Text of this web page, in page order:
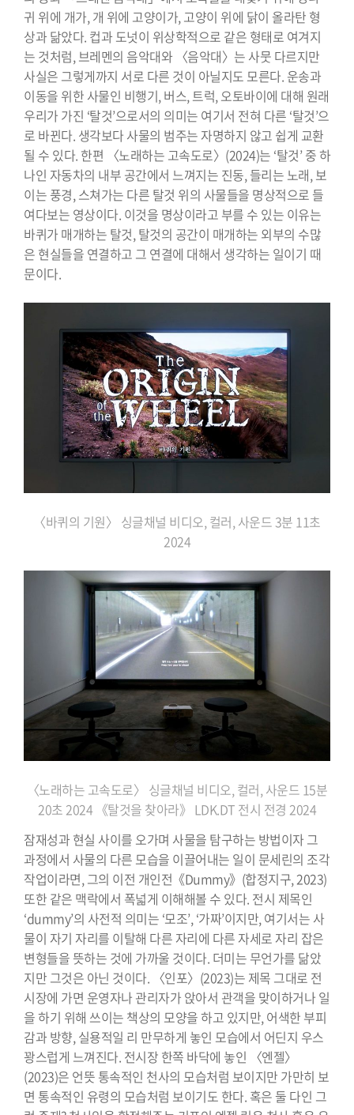
귀 위에 개가, 개 위에 고양이가, 고양이 위에 닭이 올라탄 형
상과 닮았다. 컵과 도넛이 위상학적으로 같은 형태로 여겨지
는 것처럼, 브레멘의 음악대와 〈음악대〉는 사뭇 다르지만
사실은 그렇게까지 서로 다른 것이 아닐지도 모른다. 운송과
이동을 위한 사물인 비행기, 버스, 트럭, 오토바이에 대해 원래
우리가 가진 ‘탈것’으로서의 의미는 여기서 전혀 다른 ‘탈것’으
로 바뀐다. 생각보다 사물의 범주는 자명하지 않고 쉽게 교환
될 수 있다. 한편 〈노래하는 고속도로〉(2024)는 ‘탈것’ 중 하
나인 자동차의 내부 공간에서 느껴지는 진동, 들리는 노래, 보
이는 풍경, 스쳐가는 다른 탈것 위의 사물들을 명상적으로 들
여다보는 영상이다. 이것을 명상이라고 부를 수 있는 이유는
바퀴가 매개하는 탈것, 탈것의 공간이 매개하는 외부의 수많
은 현실들을 연결하고 그 연결에 대해서 생각하는 일이기 때
문이다.
〈바퀴의 기원〉 싱글채널 비디오, 컬러, 사운드 3분 11초
2024
〈노래하는 고속도로〉 싱글채널 비디오, 컬러, 사운드 15분
20초 2024 《탈것을 찾아라》 LDK.DT 전시 전경 2024
잠재성과 현실 사이를 오가며 사물을 탐구하는 방법이자 그
과정에서 사물의 다른 모습을 이끌어내는 일이 문세린의 조각
작업이라면, 그의 이전 개인전《Dummy》(합정지구, 2023)
또한 같은 맥락에서 폭넓게 이해해볼 수 있다. 전시 제목인
‘dummy’의 사전적 의미는 ‘모조’, ‘가짜’이지만, 여기서는 사
물이 자기 자리를 이탈해 다른 자리에 다른 자세로 자리 잡은
변형들을 뜻하는 것에 가까울 것이다. 더미는 무언가를 닮았
지만 그것은 아닌 것이다. 〈인포〉(2023)는 제목 그대로 전
시장에 가면 운영자나 관리자가 앉아서 관객을 맞이하거나 일
을 하기 위해 쓰이는 책상의 모양을 하고 있지만, 어색한 부피
감과 방향, 실용적일 리 만무하게 놓인 모습에서 어딘지 우스
꽝스럽게 느껴진다. 전시장 한쪽 바닥에 놓인 〈엔젤〉
(2023)은 언뜻 통속적인 천사의 모습처럼 보이지만 가만히 보
면 통속적인 유령의 모습처럼 보이기도 한다. 혹은 둘 다인 그